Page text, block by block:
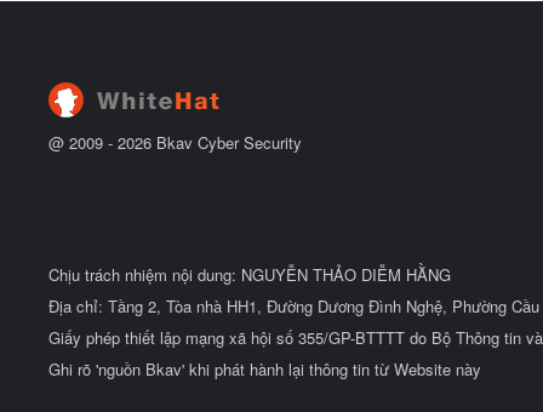
@ 2009 - 2026 Bkav Cyber Security
Chịu trách nhiệm nội dung: NGUYỄN THẢO DIỄM HẰNG
Địa chỉ: Tầng 2, Tòa nhà HH1, Đường Dương Đình Nghệ, Phường
Giấy phép thiết lập mạng xã hội số 355/GP-BTTTT do Bộ Thông tin
Ghi rõ 'nguồn Bkav' khi phát hành lại thông tin từ Website này